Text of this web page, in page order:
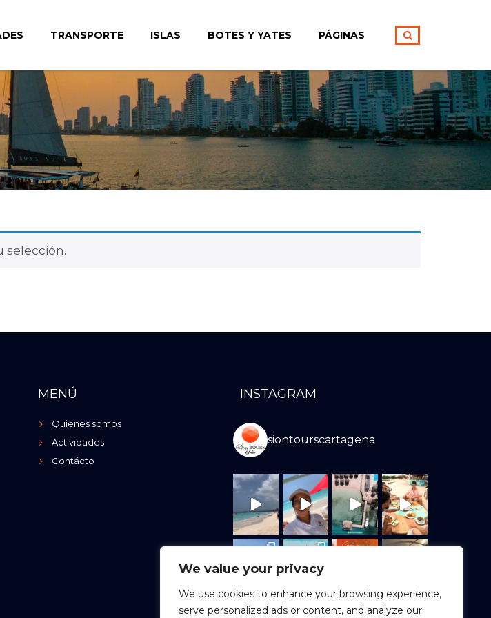
We value your privacy
We use cookies to enhance your browsing experience,
serve personalized ads or content, and analyze our
TRANSPORTE ISLAS BOTES Y YATES PÁGINAS
selección.
MENÚ
Quienes somos
Actividades
Contácto
INSTAGRAM
siontourscartagena